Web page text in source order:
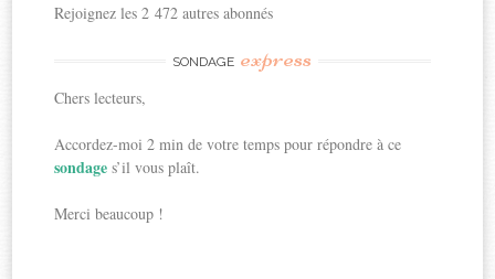
Rejoignez les 2 472 autres abonnés
SONDAGE express
Chers lecteurs,
Accordez-moi 2 min de votre temps pour répondre à ce
sondages’il vous plaît.
Merci beaucoup !